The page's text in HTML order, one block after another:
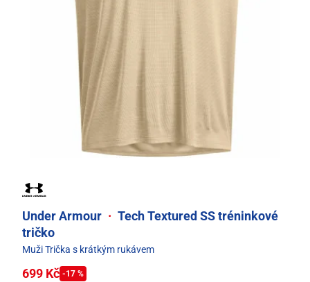
Under Armour · Tech Textured SS tréninkové
tričko
Muži Trička s krátkým rukávem
699 Kč -17 %